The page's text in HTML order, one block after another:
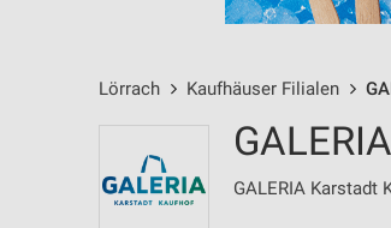
Lörrach Kaufhäuser Filialen
GALERIA Karstadt